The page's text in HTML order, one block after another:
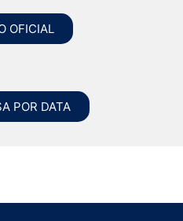
OFICIAL
POR DATA